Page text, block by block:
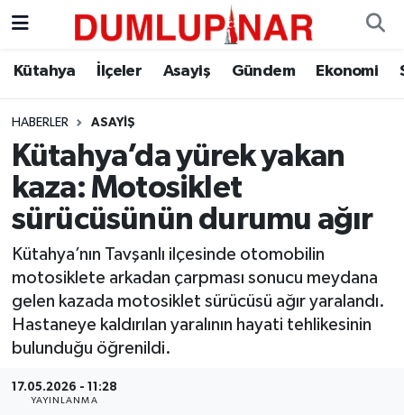
Kütahya İlçeler Asayiş Gündem Ekonomi
HABERLER ASAYIŞ
Kütahya’da yürek yakan
kaza: Motosiklet
sürücüsünün durumu ağır
Kütahya’nın Tavşanlı ilçesinde otomobilin
motosiklete arkadan çarpması sonucu meydana
gelen kazada motosiklet sürücüsü ağır yaralandı.
Hastaneye kaldırılan yaralının hayati tehlikesinin
bulunduğu öğrenildi.
17.05.2026 - 11:28
YAYINLANMA
Asayiş
Diğer
Dünya
Eğitim
Ekonomi
Eleman
Emlak
Gündem
Kütahya Hava Durumu
Kütahya Trafik Yoğunluk Haritası
Süper Lig Puan Durumu ve Fikstür
Tüm Manşetler
Son Dakika Haberleri
Haber Arşivi